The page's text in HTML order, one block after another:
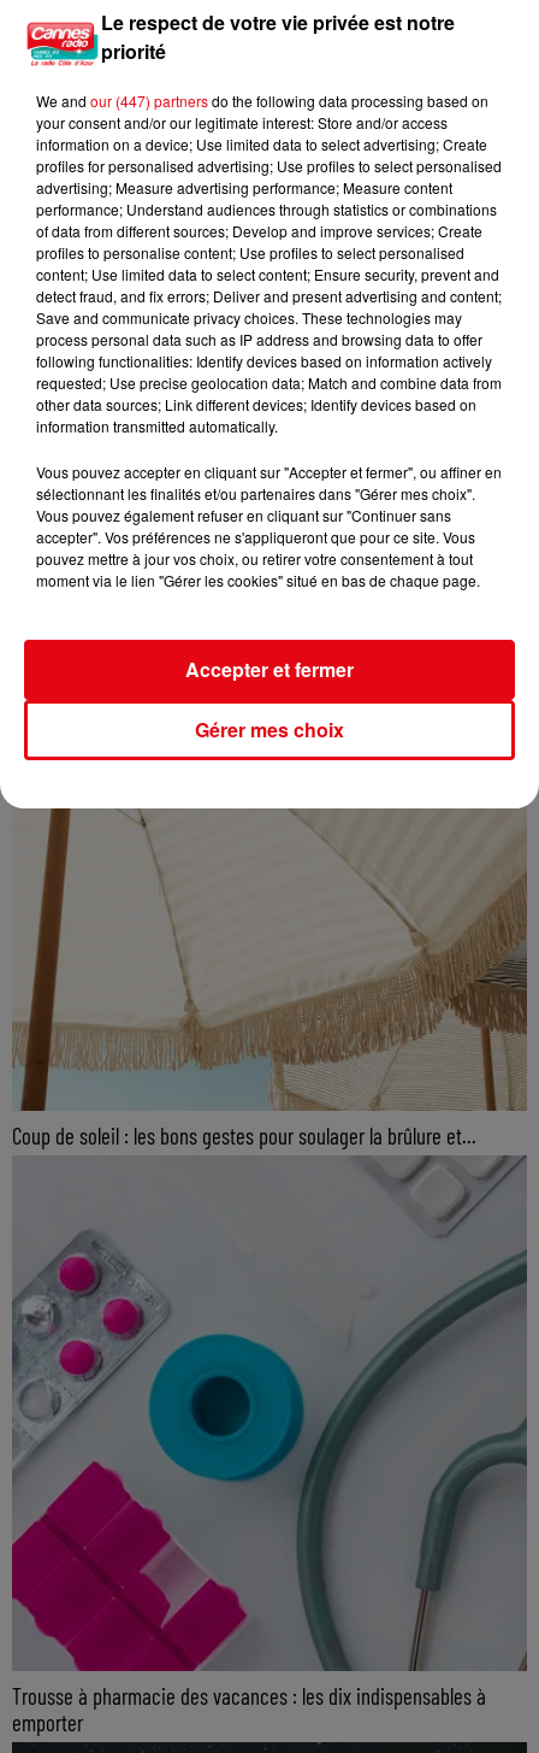
prison...
Éclipse solaire du 12 août : où l’observer entre Cannes et Nice et...
Coup de soleil : les bons gestes pour soulager la brûlure et...
Trousse à pharmacie des vacances : les dix indispensables à
emporter
Le respect de votre vie privée est notre
priorité
We and our (447) partnersdo the following data processing based on
your consent and/or our legitimate interest: Store and/or access
information on a device; Use limited data to select advertising; Create
profiles for personalised advertising; Use profiles to select personalised
advertising; Measure advertising performance; Measure content
performance; Understand audiences through statistics or combinations
of data from different sources; Develop and improve services; Create
profiles to personalise content; Use profiles to select personalised
content; Use limited data to select content; Ensure security, prevent and
detect fraud, and fix errors; Deliver and present advertising and content;
Save and communicate privacy choices. These technologies may
process personal data such as IP address and browsing data to offer
following functionalities: Identify devices based on information actively
requested; Use precise geolocation data; Match and combine data from
other data sources; Link different devices; Identify devices based on
information transmitted automatically.
Vous pouvez accepter en cliquant sur "Accepter et fermer", ou affiner en
sélectionnant les finalités et/ou partenaires dans "Gérer mes choix".
Vous pouvez également refuser en cliquant sur "Continuer sans
accepter". Vos préférences ne s'appliqueront que pour ce site. Vous
pouvez mettre à jour vos choix, ou retirer votre consentement à tout
moment via le lien "Gérer les cookies" situé en bas de chaque page.
Gérer mes choix
Accepter et fermer